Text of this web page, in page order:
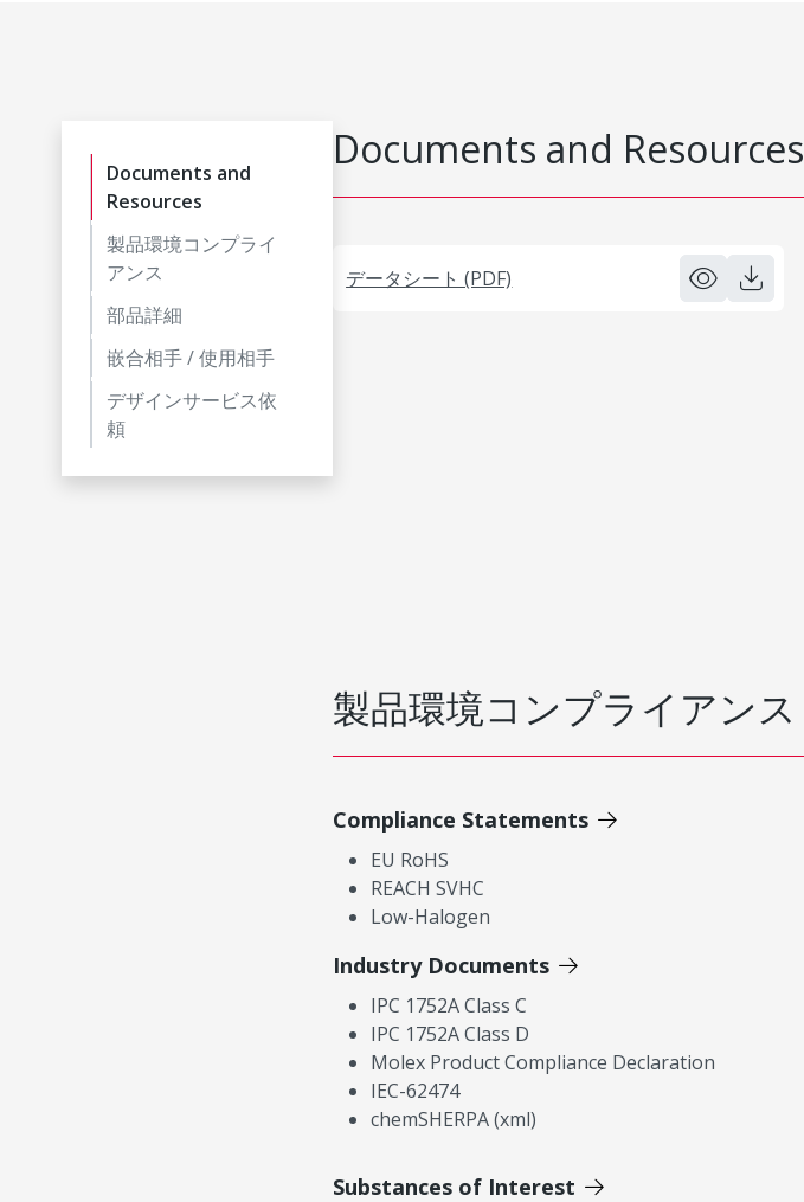
Documents and
Resources
製品環境コンプライ
アンス
部品詳細
嵌合相手 / 使用相手
デザインサービス依
頼
Documents and Resources
データシート (PDF)
製品環境コンプライアンス
Compliance Statements
EU RoHS
REACH SVHC
Low-Halogen
Industry Documents
IPC 1752A Class C
IPC 1752A Class D
Molex Product Compliance Declaration
IEC-62474
chemSHERPA (xml)
Substances of Interest